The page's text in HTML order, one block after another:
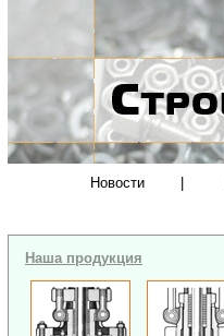
Новости
Наша продукция